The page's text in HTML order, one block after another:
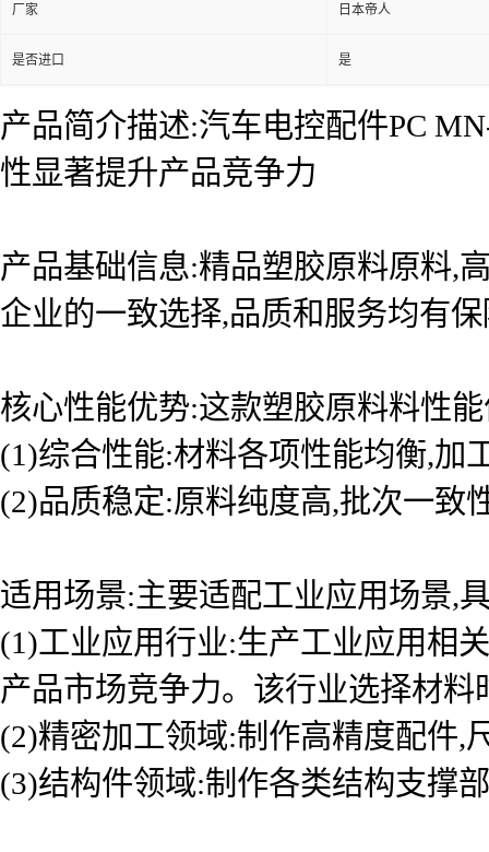
厂家 日本帝人
是否进口 是
产品简介描述:汽车电控配件PC
性显著提升产品竞争力
产品基础信息:精品塑胶原料原料,
企业的一致选择,品质和服务均有
核心性能优势:这款塑胶原料料性
(1)综合性能:材料各项性能均衡,加
(2)品质稳定:原料纯度高,批次一致
适用场景:主要适配工业应用场景,
(1)工业应用行业:生产工业应用相
产品市场竞争力。该行业选择材
(2)精密加工领域:制作高精度配件,
(3)结构件领域:制作各类结构支撑